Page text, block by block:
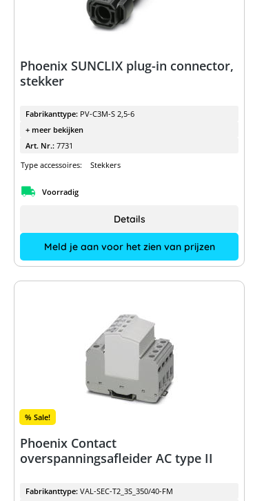
Phoenix SUNCLIX plug-in connector,
stekker
Fabrikanttype: PV-C3M-S 2,5-6
+ meer bekijken
Art. Nr.: 7731
Type accessoires:
Stekkers
Voorradig
Meld je aan voor het zien van prijzen
Details
% Sale!
Phoenix Contact
overspanningsafleider AC type II
Fabrikanttype: VAL-SEC-T2_3S_350/40-FM